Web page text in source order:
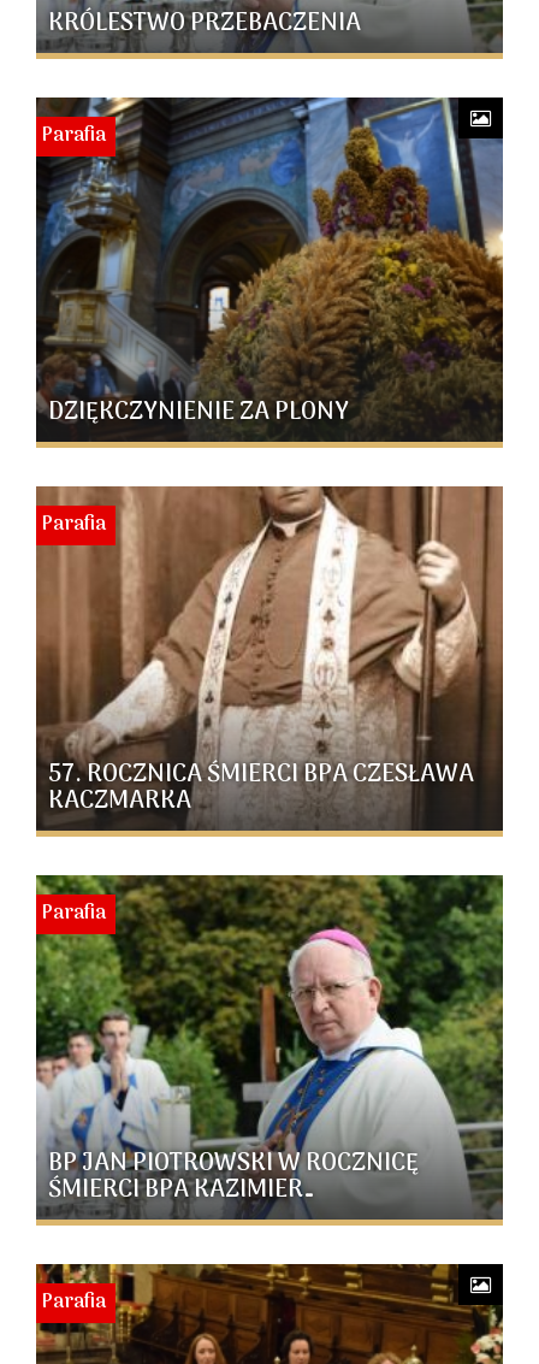
KRÓLESTWO PRZEBACZENIA
DZIĘKCZYNIENIE ZA PLONY
Parafia
57. ROCZNICA ŚMIERCI BPA CZESŁAWA
KACZMARKA
Parafia
BP JAN PIOTROWSKI W ROCZNICĘ
ŚMIERCI BPA KAZIMIER…
Parafia
Parafia